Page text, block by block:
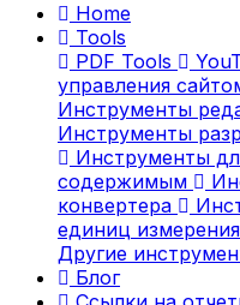
Home
Tools
PDF Tools
управления
Инструменты
Инструменты
Инструменты
содержимым
конвертера
единиц измерения
Другие
Блог